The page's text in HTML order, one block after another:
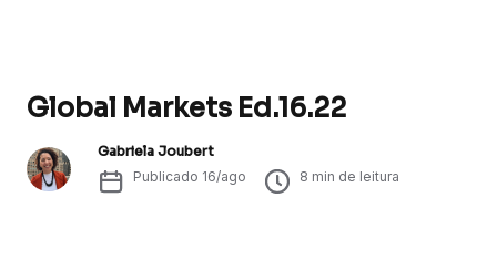
Global Markets Ed.16.22
Gabriela Joubert
Publicado 16/ago 8 min de leitura